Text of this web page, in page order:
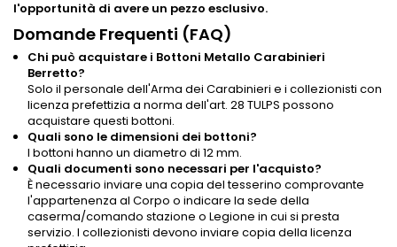
l'opportunità di avere un pezzo esclusivo.
Domande Frequenti (FAQ)
Chi può acquistare i Bottoni Metallo Carabinieri
Berretto?
Solo il personale dell'Arma dei Carabinieri e i collezionisti con
licenza prefettizia a norma dell'art. 28 TULPS possono
acquistare questi bottoni.
Quali sono le dimensioni dei bottoni?
I bottoni hanno un diametro di 12 mm.
Quali documenti sono necessari per l'acquisto?
È necessario inviare una copia del tesserino comprovante
l'appartenenza al Corpo o indicare la sede della
caserma/comando stazione o Legione in cui si presta
servizio. I collezionisti devono inviare copia della licenza